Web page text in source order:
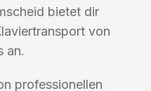
bietet dir
von
an.
professionellen